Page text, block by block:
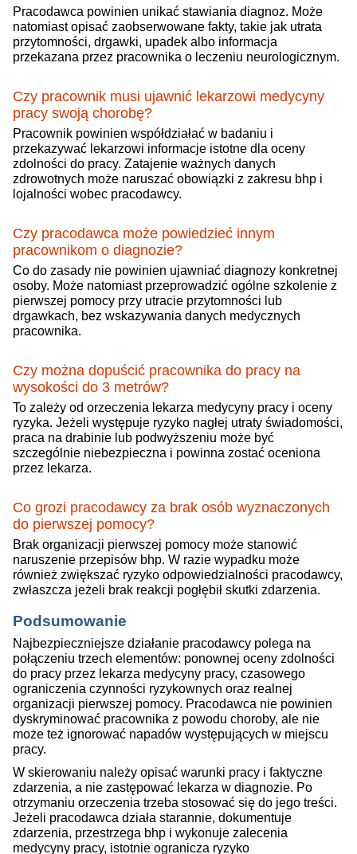
Pracodawca powinien unikać stawiania diagnoz. Może
natomiast opisać zaobserwowane fakty, takie jak utrata
przytomności, drgawki, upadek albo informacja
przekazana przez pracownika o leczeniu neurologicznym.
Czy pracownik musi ujawnić lekarzowi medycyny
pracy swoją chorobę?
Pracownik powinien współdziałać w badaniu i
przekazywać lekarzowi informacje istotne dla oceny
zdolności do pracy. Zatajenie ważnych danych
zdrowotnych może naruszać obowiązki z zakresu bhp i
lojalności wobec pracodawcy.
Czy pracodawca może powiedzieć innym
pracownikom o diagnozie?
Co do zasady nie powinien ujawniać diagnozy konkretnej
osoby. Może natomiast przeprowadzić ogólne szkolenie z
pierwszej pomocy przy utracie przytomności lub
drgawkach, bez wskazywania danych medycznych
pracownika.
Czy można dopuścić pracownika do pracy na
wysokości do 3 metrów?
To zależy od orzeczenia lekarza medycyny pracy i oceny
ryzyka. Jeżeli występuje ryzyko nagłej utraty świadomości,
praca na drabinie lub podwyższeniu może być
szczególnie niebezpieczna i powinna zostać oceniona
przez lekarza.
Co grozi pracodawcy za brak osób wyznaczonych
do pierwszej pomocy?
Brak organizacji pierwszej pomocy może stanowić
naruszenie przepisów bhp. W razie wypadku może
również zwiększać ryzyko odpowiedzialności pracodawcy,
zwłaszcza jeżeli brak reakcji pogłębił skutki zdarzenia.
Podsumowanie
Najbezpieczniejsze działanie pracodawcy polega na
połączeniu trzech elementów: ponownej oceny zdolności
do pracy przez lekarza medycyny pracy, czasowego
ograniczenia czynności ryzykownych oraz realnej
organizacji pierwszej pomocy. Pracodawca nie powinien
dyskryminować pracownika z powodu choroby, ale nie
może też ignorować napadów występujących w miejscu
pracy.
W skierowaniu należy opisać warunki pracy i faktyczne
zdarzenia, a nie zastępować lekarza w diagnozie. Po
otrzymaniu orzeczenia trzeba stosować się do jego treści.
Jeżeli pracodawca działa starannie, dokumentuje
zdarzenia, przestrzega bhp i wykonuje zalecenia
medycyny pracy, istotnie ogranicza ryzyko